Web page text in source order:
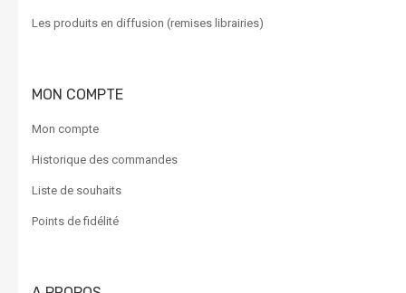
Les produits en diffusion (remises librairies)
MON COMPTE
Mon compte
Historique des commandes
Liste de souhaits
Points de fidélité